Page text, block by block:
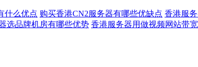
什么优点 购买香港CN2服务器有哪些优缺点 香港服
选品牌机房有哪些优势 香港服务器用做视频网站带